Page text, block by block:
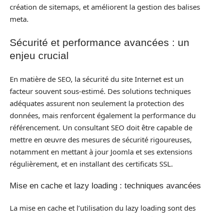
création de sitemaps, et améliorent la gestion des balises
meta.
Sécurité et performance avancées : un
enjeu crucial
En matière de SEO, la sécurité du site Internet est un
facteur souvent sous-estimé. Des solutions techniques
adéquates assurent non seulement la protection des
données, mais renforcent également la performance du
référencement. Un consultant SEO doit être capable de
mettre en œuvre des mesures de sécurité rigoureuses,
notamment en mettant à jour Joomla et ses extensions
régulièrement, et en installant des certificats SSL.
Mise en cache et lazy loading : techniques avancées
La mise en cache et l’utilisation du lazy loading sont des